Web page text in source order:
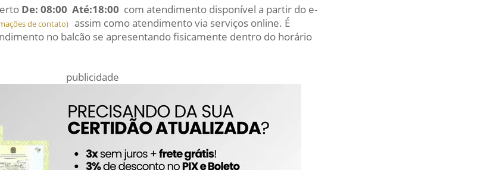
De: 08:00 Até:18:00 com atendimento disponível a partir do e-
de contato) assim como atendimento via serviços online. É
no balcão se apresentando fisicamente dentro do horário
publicidade